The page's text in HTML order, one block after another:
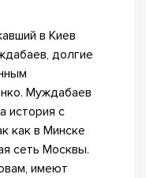
в Киев
долгие
Муждабаев
история с
как в Минске
сеть Москвы.
имеют